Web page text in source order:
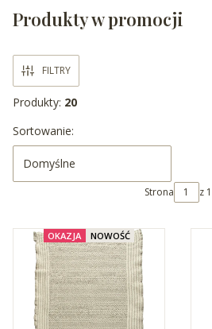
Produkty w promocji
FILTRY
Produkty: 20
Lista produktów
Sortowanie:
Domyślne
Strona z 1
OKAZJA NOWOŚĆ